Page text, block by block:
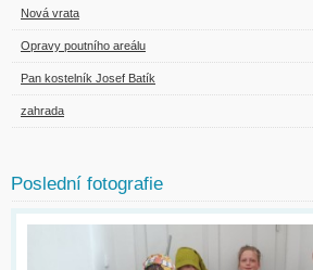
Nová vrata
Opravy poutního areálu
Pan kostelník Josef Batík
zahrada
Poslední fotografie